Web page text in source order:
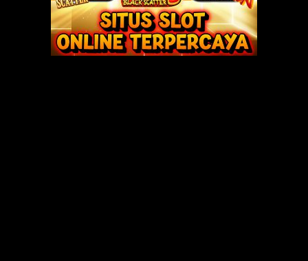
dan juga nanya-nanya. Dan karena kemudian sudah
untuk berceritanya dengannya. Apalagi, keluarga saya tidak ada yang